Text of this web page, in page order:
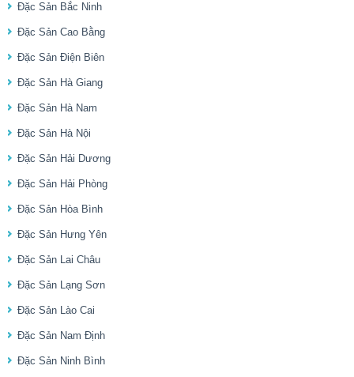
Đặc Sản Bắc Ninh
Đặc Sản Cao Bằng
Đặc Sản Điện Biên
Đặc Sản Hà Giang
Đặc Sản Hà Nam
Đặc Sản Hà Nội
Đặc Sản Hải Dương
Đặc Sản Hải Phòng
Đặc Sản Hòa Bình
Đặc Sản Hưng Yên
Đặc Sản Lai Châu
Đặc Sản Lạng Sơn
Đặc Sản Lào Cai
Đặc Sản Nam Định
Đặc Sản Ninh Bình